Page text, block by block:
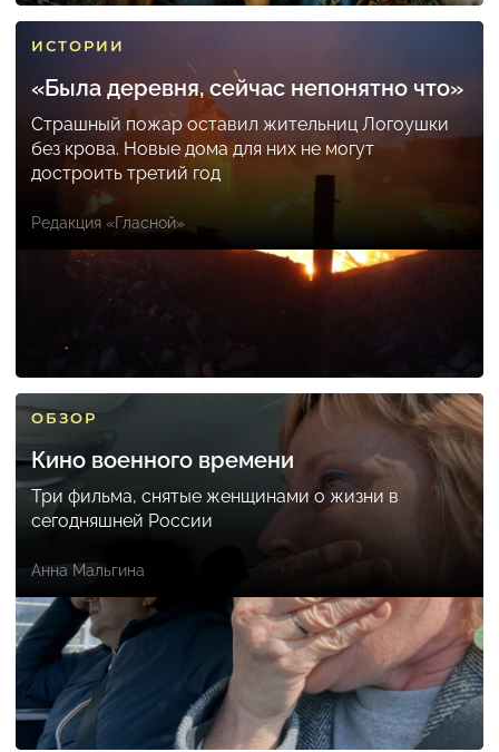
ИСТОРИИ
«Была деревня, сейчас непонятно что»
Страшный пожар оставил жительниц Логоушки
без крова. Новые дома для них не могут
достроить третий год
Редакция «Гласной»
ОБЗОР
Кино военного времени
Три фильма, снятые женщинами о жизни в
сегодняшней России
Анна Мальгина